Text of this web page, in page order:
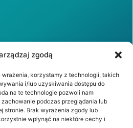
zgodą
korzystamy z technologii, takich
i/lub uzyskiwania dostępu do
na te technologie pozwoli nam
podczas przeglądania lub
stronie. Brak wyrażenia zgody lub
wpłynąć na niektóre cechy i